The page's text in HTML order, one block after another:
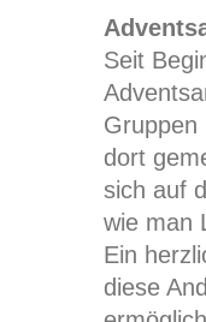
Seit
Gruppen
dort
sich auf
wie man
Ein
diese